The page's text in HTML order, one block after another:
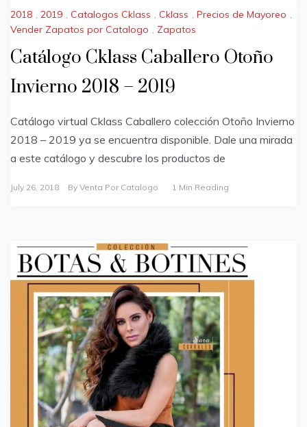
2018 , 2019 , Catalogos Cklass , Cklass , Precios de Mayoreo ,
Vender Zapatos por Catalogo , Zapatos
Catálogo Cklass Caballero Otoño
Invierno 2018 – 2019
Catálogo virtual Cklass Caballero colección Otoño Invierno
2018 – 2019 ya se encuentra disponible. Dale una mirada
a este catálogo y descubre los productos de
July 26, 2018 By Venta Por Catalogo 1 Min Reading